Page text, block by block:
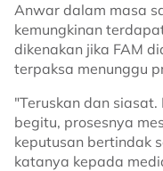
Anwar dalam masa
kemungkinan
dikenakan jika FAM
terpaksa menunggu
"Teruskan dan
begitu, prosesnya
keputusan bertindak
katanya kepada